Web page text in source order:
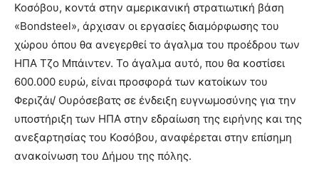
Κοσόβου, κοντά στην αμερικανική στρατιωτική βάση
«Bondsteel», άρχισαν οι εργασίες διαμόρφωσης του
χώρου όπου θα ανεγερθεί το άγαλμα του προέδρου των
ΗΠΑ Τζο Μπάιντεν. Το άγαλμα αυτό, που θα κοστίσει
600.000 ευρώ, είναι προσφορά των κατοίκων του
Φεριζάι/ Ουρόσεβατς σε ένδειξη ευγνωμοσύνης για την
υποστήριξη των ΗΠΑ στην εδραίωση της ειρήνης και της
ανεξαρτησίας του Κοσόβου, αναφέρεται στην επίσημη
ανακοίνωση του Δήμου της πόλης.